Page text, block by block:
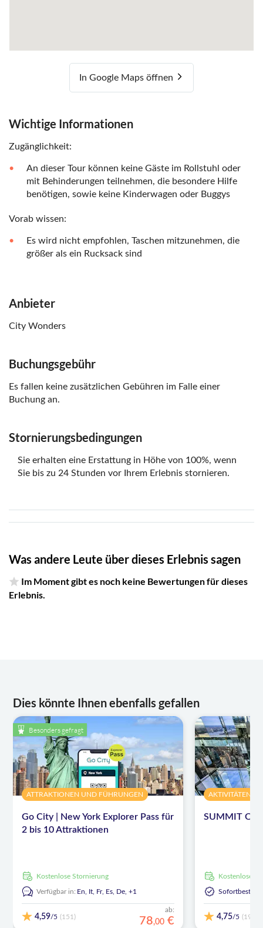
In Google Maps öffnen
Wichtige Informationen
Zugänglichkeit:
An dieser Tour können keine Gäste im Rollstuhl oder
mit Behinderungen teilnehmen, die besondere Hilfe
benötigen, sowie keine Kinderwagen oder Buggys
Vorab wissen:
Es wird nicht empfohlen, Taschen mitzunehmen, die
größer als ein Rucksack sind
Anbieter
City Wonders
Buchungsgebühr
Es fallen keine zusätzlichen Gebühren im Falle einer
Buchung an.
Stornierungsbedingungen
Sie erhalten eine Erstattung in Höhe von 100%, wenn
Sie bis zu 24 Stunden vor Ihrem Erlebnis stornieren.
Was andere Leute über dieses Erlebnis sagen
Im Moment gibt es noch keine Bewertungen für dieses
Erlebnis.
Dies könnte Ihnen ebenfalls gefallen
Besonders gefragt
ATTRAKTIONEN UND FÜHRUNGEN
Go City | New York Explorer Pass für
2 bis 10 Attraktionen
kostenlose Stornierung
Verfügbar in: En, It, Fr, Es, De,+1
4,59/5 (151)
ab:
78,00 €
AKTIVITÄTEN
SUMMIT
kostenlose
4,75/5 (191)